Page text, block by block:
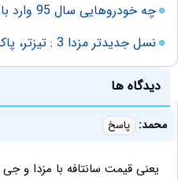
چه خودروهایی سال 95 وارد بازار ایران می ‌شوند؟
نسل جدیدتر مزدا 3 : تیزتر، پاک‌تر و ایمن‌تر
دیدگاه ها
محمد: پاسخ
یعنی قیمت سانتافه با مزدا و جی